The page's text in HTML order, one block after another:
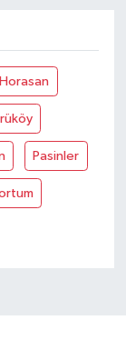
Horasan
Pasinler